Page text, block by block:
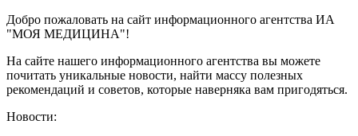
Добро пожаловать на сайт информационного агентства ИА
"МОЯ МЕДИЦИНА"!
На сайте нашего информационного агентства вы можете
почитать уникальные новости, найти массу полезных
рекомендаций и советов, которые наверняка вам пригодяться.
Новости: